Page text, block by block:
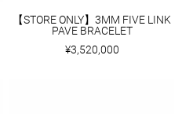
【STORE ONLY】3MM FIVE LINK
PAVE BRACELET
¥3,520,000